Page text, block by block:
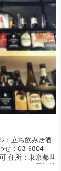
：立ち飲み居酒
せ：03-6804-
住所：東京都世
クセス：三軒茶